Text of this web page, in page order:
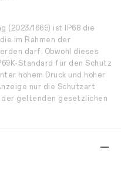
(2023/1669) ist IP68 die
im Rahmen der
darf. Obwohl dieses
Standard für den Schutz
hohem Druck und hoher
nur die Schutzart
der geltenden gesetzlichen